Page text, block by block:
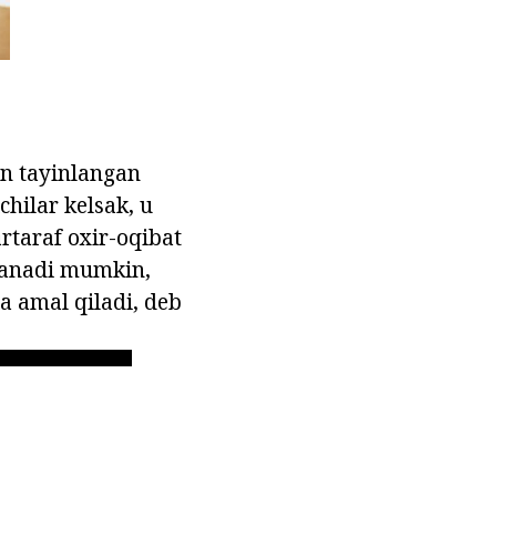
tayinlangan
kelsak, u
oxir-oqibat
mumkin,
amal qiladi, deb